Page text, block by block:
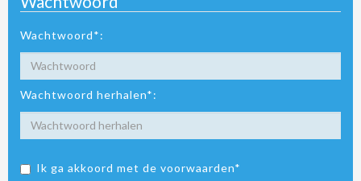
Wachtwoord*:
Wachtwoord herhalen*:
Ik ga akkoord met de voorwaarden*